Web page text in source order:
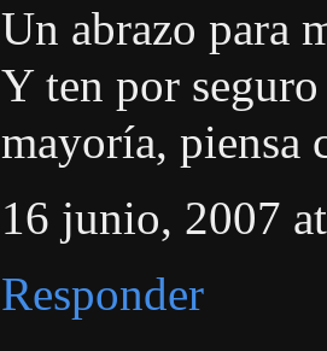
Un abrazo para
Y ten por
mayoría, piensa
16 junio, 2007
Responder